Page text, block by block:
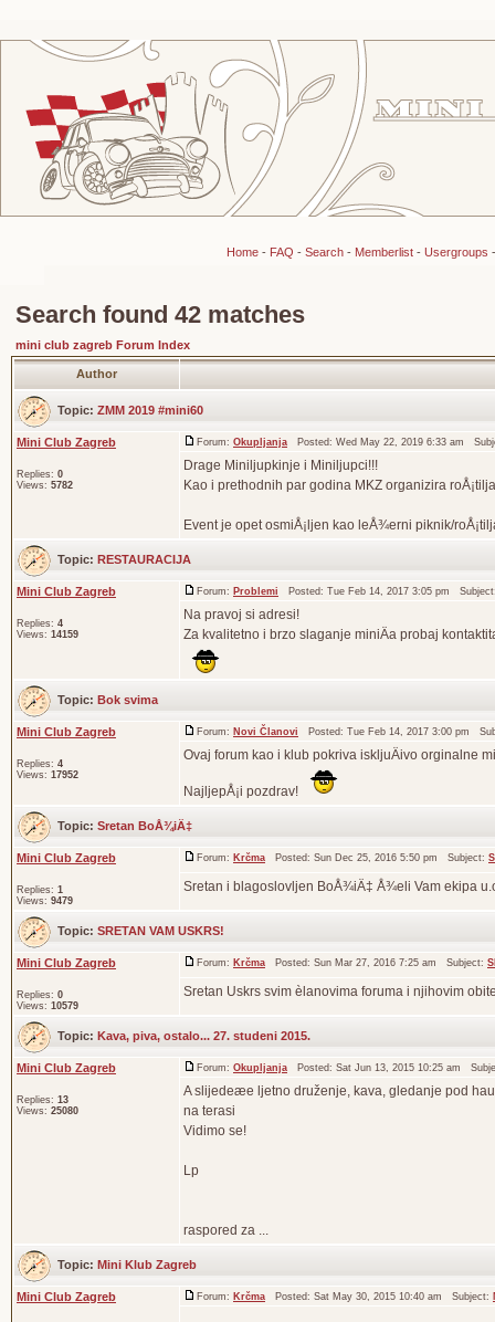
Home- FAQ - Search- Memberlist- Usergroups
Search found 42 matches
mini club zagreb Forum Index
Author
Topic: ZMM 2019 #mini60
Mini Club Zagreb
Replies: 0
Views: 5782
Forum: Okupljanja Posted: Wed May 22, 2019 6:33 am
Drage Miniljupkinje i Miniljupci!!!
Kao i prethodnih par godina MKZ organizira
Event je opet osmiÅ¡ljen kao leÅ¾erni piknik/
Topic: RESTAURACIJA
Mini Club Zagreb
Replies: 4
Views: 14159
Forum: Problemi Posted: Tue Feb 14, 2017 3:05 pm
Na pravoj si adresi!
Za kvalitetno i brzo slaganje miniÄa probaj
Topic: Bok svima
Mini Club Zagreb
Replies: 4
Views: 17952
Forum: Novi Članovi Posted: Tue Feb 14, 2017 3:00 pm
Ovaj forum kao i klub pokriva iskljuÄivo orginalne
NajljepÅ¡i pozdrav!
Topic: Sretan BoÅ¾iÄ‡
Mini Club Zagreb
Replies: 1
Views: 9479
Forum: Krčma Posted: Sun Dec 25, 2016 5:50 pm Subject:
Sretan i blagoslovljen BoÅ¾iÄ‡ Å¾eli Vam ekipa
Topic: SRETAN VAM USKRS!
Mini Club Zagreb
Replies: 0
Views: 10579
Forum: Krčma Posted: Sun Mar 27, 2016 7:25 am Subject:
Sretan Uskrs svim èlanovima foruma i njihovim
Topic: Kava, piva, ostalo... 27. studeni 2015.
Mini Club Zagreb
Replies: 13
Views: 25080
Forum: Okupljanja Posted: Sat Jun 13, 2015 10:25 am
A slijedeæe ljetno druženje, kava, gledanje pod
na terasi
Vidimo se!
Lp
raspored za ...
Topic: Mini Klub Zagreb
Mini Club Zagreb Forum: Krčma Posted: Sat May 30, 2015 10:40 am Subject: